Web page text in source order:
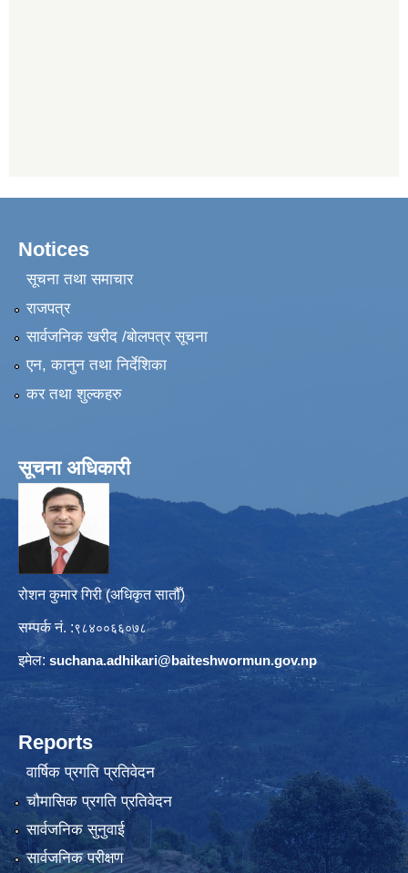
Notices
सूचना तथा समाचार
राजपत्र
सार्वजनिक खरीद /बोलपत्र सूचना
एन, कानुन तथा निर्देशिका
कर तथा शुल्कहरु
सूचना अधिकारी
रोशन कुमार गिरी (अधिकृत सातौँ)
सम्पर्क नं. :९८४००६६०७८
इमेल: suchana.adhikari@baiteshwormun.gov.np
Reports
वार्षिक प्रगति प्रतिवेदन
चौमासिक प्रगति प्रतिवेदन
सार्वजनिक सुनुवाई
सार्वजनिक परीक्षण